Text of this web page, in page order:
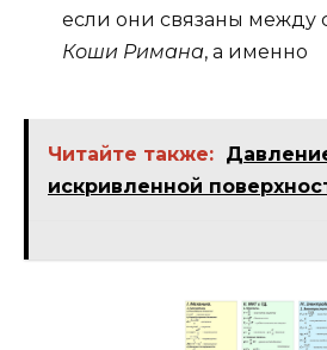
если они связаны между
Коши Римана, а именно
Читайте также:
искривленной